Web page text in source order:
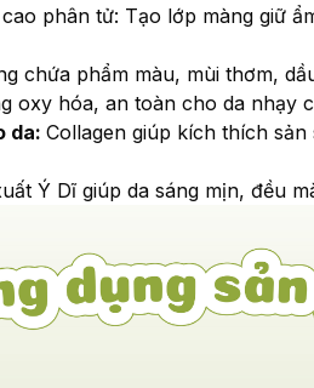
phân tử: Tạo lớp màng giữ
chứa phẩm màu, mùi thơm,
oxy hóa, an toàn cho da nhạy
da: Collagen giúp kích thích
Ý Dĩ giúp da sáng mịn, đều